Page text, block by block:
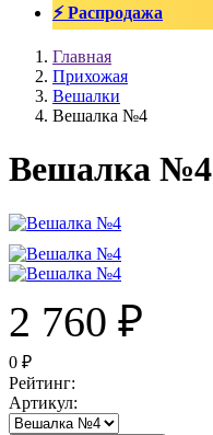
⚡ Распродажа
Главная
Прихожая
Вешалки
Вешалка №4
Вешалка №4
2 760 ₽
0 ₽
Рейтинг:
Артикул: